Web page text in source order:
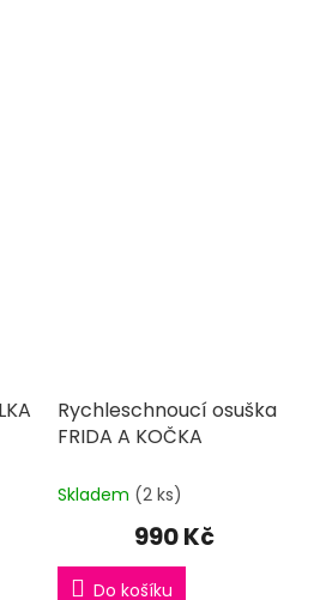
Rychleschnoucí osuška
FRIDA A KOČKA
Skladem (2 ks)
990 Kč
Do košíku